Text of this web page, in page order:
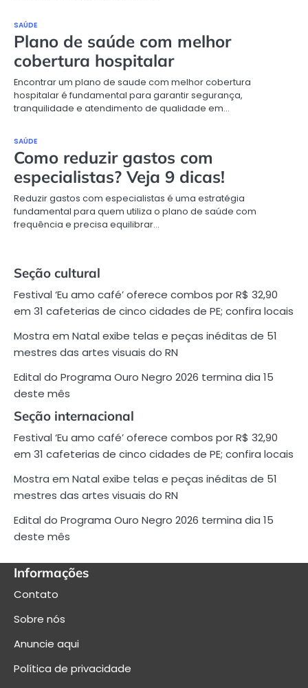
SAÚDE
Plano de saúde com melhor
cobertura hospitalar
Encontrar um plano de saude com melhor cobertura
hospitalar é fundamental para garantir segurança,
tranquilidade e atendimento de qualidade em…
SAÚDE
Como reduzir gastos com
especialistas? Veja 9 dicas!
Reduzir gastos com especialistas é uma estratégia
fundamental para quem utiliza o plano de saúde com
frequência e precisa equilibrar…
Seção cultural
Festival ‘Eu amo café’ oferece combos por R$ 32,90
em 31 cafeterias de cinco cidades de PE; confira locais
Mostra em Natal exibe telas e peças inéditas de 51
mestres das artes visuais do RN
Edital do Programa Ouro Negro 2026 termina dia 15
deste mês
Seção internacional
Festival ‘Eu amo café’ oferece combos por R$ 32,90
em 31 cafeterias de cinco cidades de PE; confira locais
Mostra em Natal exibe telas e peças inéditas de 51
mestres das artes visuais do RN
Edital do Programa Ouro Negro 2026 termina dia 15
deste mês
Informações
Contato
Sobre nós
Anuncie aqui
Política de privacidade